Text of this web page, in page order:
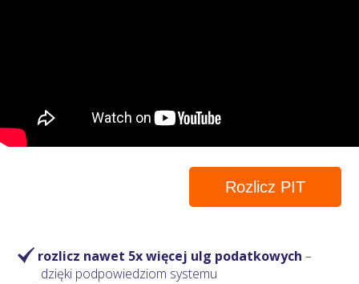
Rozlicz PIT
rozlicz nawet 5x więcej ulg podatkowych–
dzięki podpowiedziom systemu